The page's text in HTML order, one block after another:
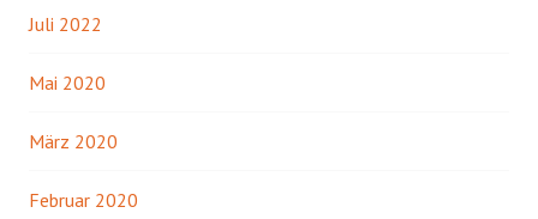
Juli 2022
Mai 2020
März 2020
Februar 2020